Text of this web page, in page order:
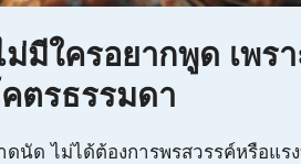
มีใครอยากพูด เพร
ตรธรรมดา
ดนัด ไม่ได้ต้องการพรสวรรค์หรือแร